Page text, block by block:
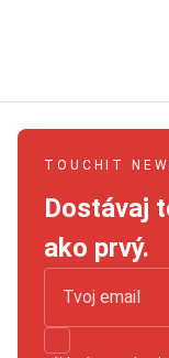
TOUCHIT
Dostávaj
ako prvý.